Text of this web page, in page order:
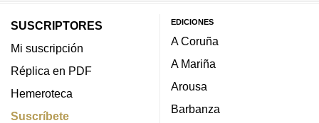
SUSCRIPTORES
Mi suscripción
Réplica en PDF
Hemeroteca
Suscríbete
EDICIONES
A Coruña
A Mariña
Arousa
Barbanza